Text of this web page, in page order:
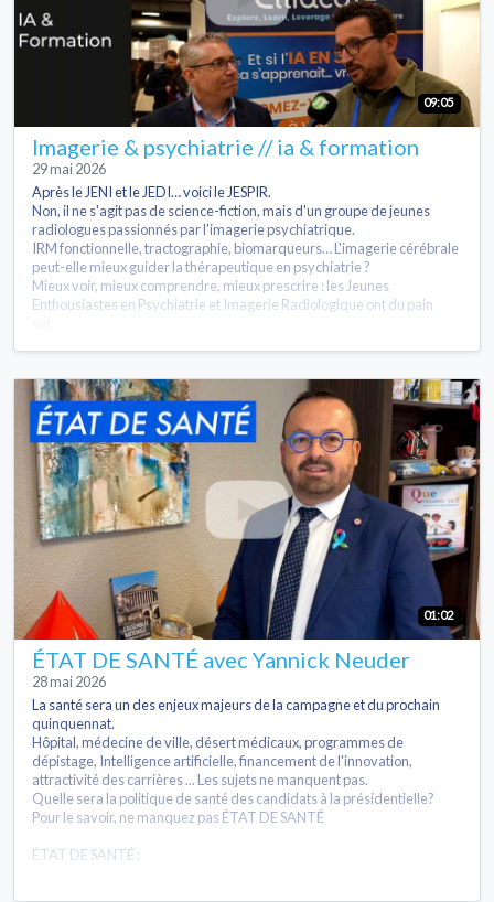
09:05
Imagerie & psychiatrie // ia & formation
29 mai 2026
Après le JENI et le JEDI… voici le JESPIR.
Non, il ne s'agit pas de science-fiction, mais d'un groupe de jeunes
radiologues passionnés par l'imagerie psychiatrique.
IRM fonctionnelle, tractographie, biomarqueurs… L'imagerie cérébrale
peut-elle mieux guider la thérapeutique en psychiatrie ?
Mieux voir, mieux comprendre, mieux prescrire : les Jeunes
Enthousiastes en Psychiatrie et Imagerie Radiologique ont du pain
01:02
ÉTAT DE SANTÉ avec Yannick Neuder
28 mai 2026
La santé sera un des enjeux majeurs de la campagne et du prochain
quinquennat.
Hôpital, médecine de ville, désert médicaux, programmes de
dépistage, Intelligence artificielle, financement de l'innovation,
attractivité des carrières ... Les sujets ne manquent pas.
Quelle sera la politique de santé des candidats à la présidentielle?
Pour le savoir, ne manquez pas ÉTAT DE SANTÉ
ÉTAT DE SANTÉ :